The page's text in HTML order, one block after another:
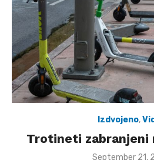
Izdvojeno,
Trotineti zabranjeni
Posted
September 21,